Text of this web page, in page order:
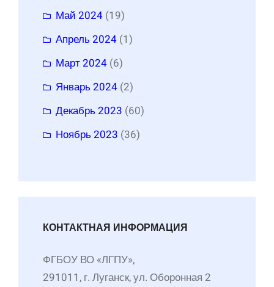
Май 2024 (19)
Апрель 2024 (1)
Март 2024 (6)
Январь 2024 (2)
Декабрь 2023 (60)
Ноябрь 2023 (36)
КОНТАКТНАЯ ИНФОРМАЦИЯ
ФГБОУ ВО «ЛГПУ»,
291011, г. Луганск, ул. Оборонная 2